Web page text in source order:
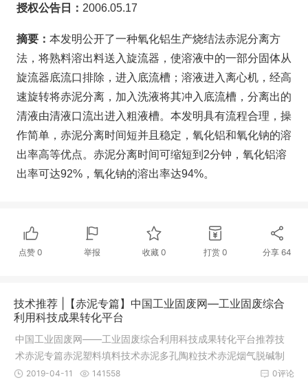
授权公告日： 2006.05.17
摘要： 本发明公开了一种氧化铝生产烧结法赤泥分离方
法，将熟料溶出料送入旋流器，使溶液中的一部分固体从
旋流器底流口排除，进入底流槽；溶液进入离心机，经高
速旋转将赤泥分离，加入洗液将其冲入底流槽，分离出的
清液由清液口流出进入粗液槽。本发明具有流程合理，操
作简单，赤泥分离时间短并且稳定，氧化铝和氧化钠的溶
出率高等优点。赤泥分离时间可缩短到2分钟，氧化铝溶
出率可达92%，氧化钠的溶出率达94%。
点赞0 举报 收藏 0 打赏0 分享64
技术推荐 |【赤泥专篇】中国工业固废网—工业固废综合
利用科技成果转化平台
中国工业固废网——工业固废综合利用科技成果转化平台推荐技
术赤泥专篇赤泥塑料填料技术赤泥多孔陶粒技术赤泥烟气脱碱制
备多元絮
0评论
2019-04-11 141558